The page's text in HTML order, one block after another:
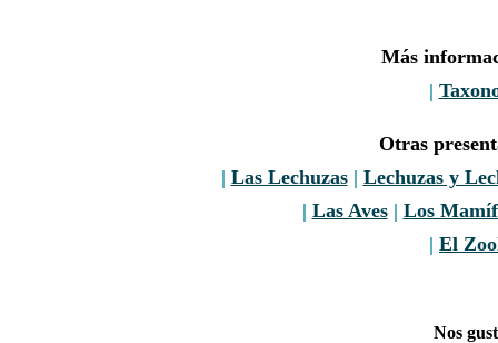
Más
|
Otras
| Las Lechuzas| Lechuzas y
| Las Aves| Los
| El
Nos